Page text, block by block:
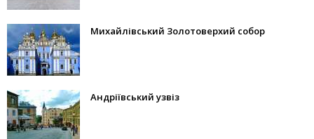
Михайлівський Золотоверхий собор
Андріївський узвіз